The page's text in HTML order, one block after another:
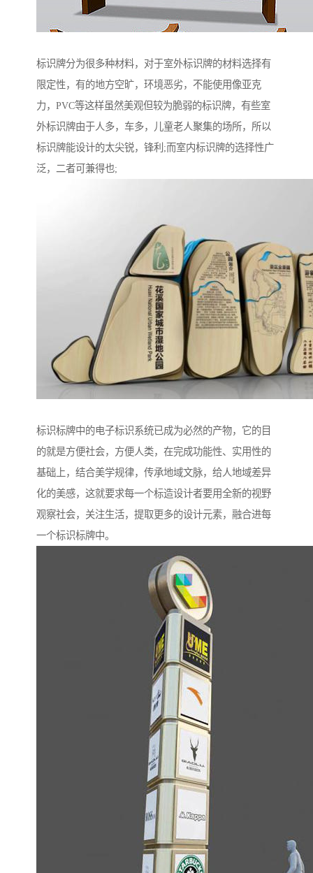
标识牌分为很多种材料，对于室外标识牌的材料选择有
限定性，有的地方空旷，环境恶劣，不能使用像亚克
力，PVC等这样虽然美观但较为脆弱的标识牌，有些室
外标识牌由于人多，车多，儿童老人聚集的场所，所以
标识牌能设计的太尖锐，锋利;而室内标识牌的选择性广
泛，二者可兼得也;
标识标牌中的电子标识系统已成为必然的产物，它的目
的就是方便社会，方便人类，在完成功能性、实用性的
基础上，结合美学规律，传承地域文脉，给人地域差异
化的美感，这就要求每一个标造设计者要用全新的视野
观察社会，关注生活，提取更多的设计元素，融合进每
一个标识标牌中。